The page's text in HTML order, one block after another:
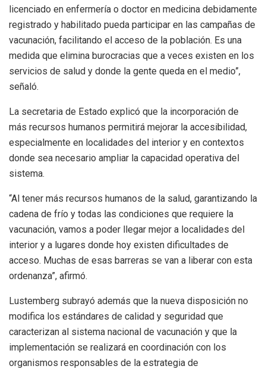
licenciado en enfermería o doctor en medicina debidamente
registrado y habilitado pueda participar en las campañas de
vacunación, facilitando el acceso de la población. Es una
medida que elimina burocracias que a veces existen en los
servicios de salud y donde la gente queda en el medio”,
señaló.
La secretaria de Estado explicó que la incorporación de
más recursos humanos permitirá mejorar la accesibilidad,
especialmente en localidades del interior y en contextos
donde sea necesario ampliar la capacidad operativa del
sistema.
“Al tener más recursos humanos de la salud, garantizando la
cadena de frío y todas las condiciones que requiere la
vacunación, vamos a poder llegar mejor a localidades del
interior y a lugares donde hoy existen dificultades de
acceso. Muchas de esas barreras se van a liberar con esta
ordenanza”, afirmó.
Lustemberg subrayó además que la nueva disposición no
modifica los estándares de calidad y seguridad que
caracterizan al sistema nacional de vacunación y que la
implementación se realizará en coordinación con los
organismos responsables de la estrategia de